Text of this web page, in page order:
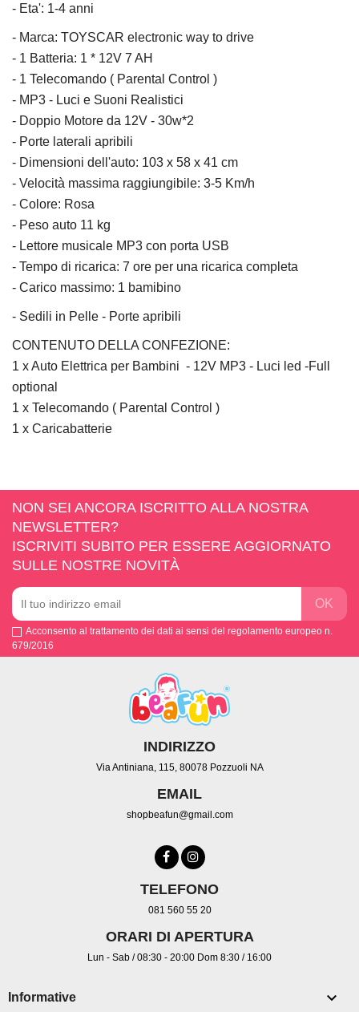
- Eta': 1-4 anni
- Marca: TOYSCAR electronic way to drive
- 1 Batteria: 1 * 12V 7 AH
- 1 Telecomando ( Parental Control )
- MP3 - Luci e Suoni Realistici
- Doppio Motore da 12V - 30w*2
- Porte laterali apribili
- Dimensioni dell'auto: 103 x 58 x 41 cm
- Velocità massima raggiungibile: 3-5 Km/h
- Colore: Rosa
- Peso auto 11 kg
- Lettore musicale MP3 con porta USB
- Tempo di ricarica: 7 ore per una ricarica completa
- Carico massimo: 1 bamibino
- Sedili in Pelle - Porte apribili
CONTENUTO DELLA CONFEZIONE:
1 x Auto Elettrica per Bambini - 12V MP3 - Luci led -Full
optional
1 x Telecomando ( Parental Control )
1 x Caricabatterie
NON SEI ANCORA ISCRITTO ALLA NOSTRA
NEWSLETTER?
ISCRIVITI SUBITO PER ESSERE AGGIORNATO
SULLE NOSTRE NOVITÀ
Acconsento al trattamento dei dati ai sensi del regolamento europeo n.
679/2016
INDIRIZZO
Via Antiniana, 115, 80078 Pozzuoli NA
EMAIL
shopbeafun@gmail.com
TELEFONO
081 560 55 20
ORARI DI APERTURA
Lun - Sab / 08:30 - 20:00 Dom 8:30 / 16:00
Informative 